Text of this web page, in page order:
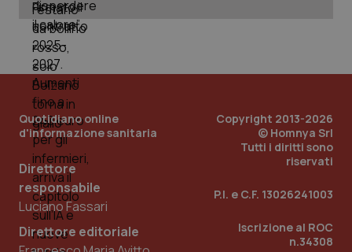
Quotidiano online
d'informazione sanitaria
Direttore
responsabile
Luciano Fassari
Direttore editoriale
Copyright 2013-2026
© Homnya Srl
Tutti i diritti sono
riservati
P.I. e C.F. 13026241003
Iscrizione al ROC
n.34308
session-id
_ga
Google LLC
.quotidianosanita.it
1
mese